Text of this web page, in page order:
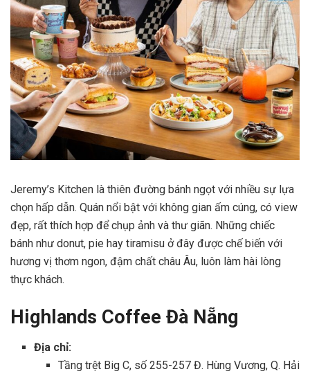
Jeremy’s Kitchen là thiên đường bánh ngọt với nhiều sự lựa
chọn hấp dẫn. Quán nổi bật với không gian ấm cúng, có view
đẹp, rất thích hợp để chụp ảnh và thư giãn. Những chiếc
bánh như donut, pie hay tiramisu ở đây được chế biến với
hương vị thơm ngon, đậm chất châu Âu, luôn làm hài lòng
thực khách.
Highlands Coffee Đà Nẵng
Địa chỉ:
Tầng trệt Big C, số 255-257 Đ. Hùng Vương, Q. Hải